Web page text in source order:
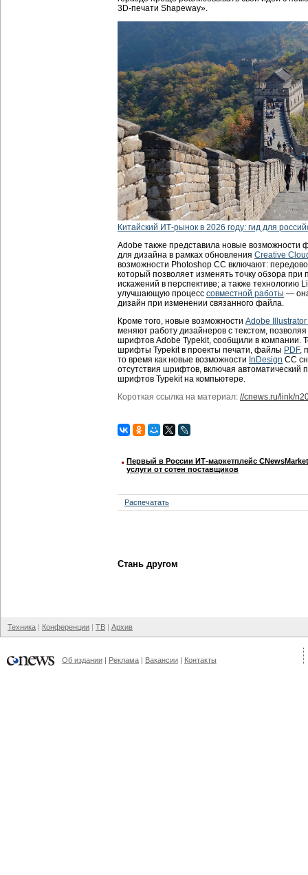
3D-печати Shapeway».
Китайский ИТ-рынок в 2026 году: гид для
Adobe также представила новые возможности
для дизайна в рамках обновления Creative
возможности Photoshop CC включают:
который позволяет изменять точку обзора
искажений в перспективе; а также технологию
улучшающую процесс совместной работы —
дизайн при изменении связанного файла.
Кроме того, новые возможности Adobe
меняют работу дизайнеров с текстом,
шрифтов Adobe Typekit, сообщили в компании.
шрифты Typekit в проекты печати, файлы PDF,
то время как новые возможности InDesign CC
отсутствия шрифтов, включая автоматический
шрифтов Typekit на компьютере.
Короткая ссылка на материал: //cnews.ru/link/
Первый в России ИТ-маркетплейс
услуги от сотен поставщиков
Распечатать
Стань другом
Техника Конференции ТВ Архив
Об издании Реклама Вакансии Контакты